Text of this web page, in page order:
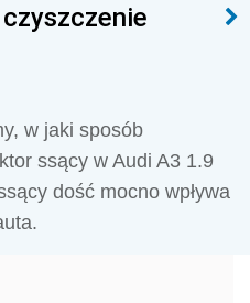
w jaki sposób
ssący w Audi A3 1.9
dość mocno wpływa